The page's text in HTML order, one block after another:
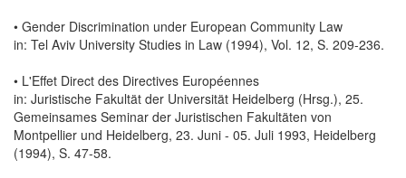
• Gender Discrimination under European Community Law
in: Tel Aviv University Studies in Law (1994), Vol. 12, S. 209-236.
• L'Effet Direct des Directives Européennes
in: Juristische Fakultät der Universität Heidelberg (Hrsg.), 25.
Gemeinsames Seminar der Juristischen Fakultäten von
Montpellier und Heidelberg, 23. Juni - 05. Juli 1993, Heidelberg
(1994), S. 47-58.